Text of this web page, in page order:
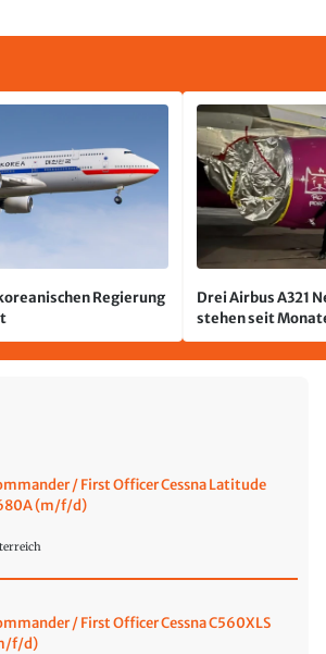
Regierung
Drei Airbus A321
stehen seit
jetzt wurde einer
/ First Officer Cessna Latitude
(m/f/d)
/ First Officer Cessna C560XLS
f/d)